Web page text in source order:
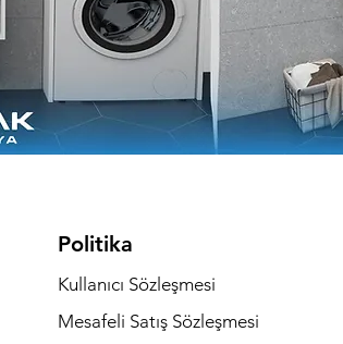
Politika
Kullanıcı Sözleşmesi
Mesafeli Satış Sözleşmesi